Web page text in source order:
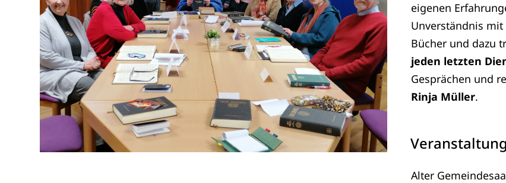
eigenen
Unverständnis
Bücher und dazu
jeden letzten
Gesprächen und
Rinja Müller.
Alter